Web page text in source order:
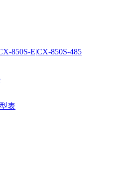
850S-E|CX-850S-485
表